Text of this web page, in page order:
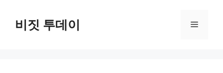
비짓 투데이 메